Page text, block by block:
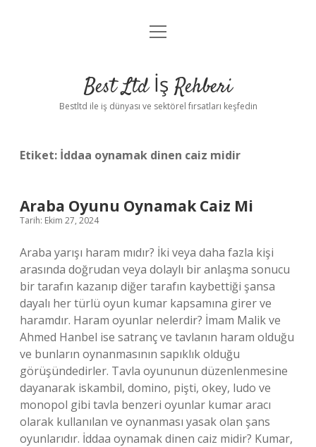
Anasayfa
Yasal Uyarı
menüyü
Best Ltd İş Rehberi
Bestltd ile iş dünyası ve sektörel fırsatları keşfedin
Etiket: İddaa oynamak dinen caiz midir
Araba Oyunu Oynamak Caiz Mi
Tarih: Ekim 27, 2024
Araba yarışı haram mıdır? İki veya daha fazla kişi
arasında doğrudan veya dolaylı bir anlaşma sonucu
bir tarafın kazanıp diğer tarafın kaybettiği şansa
dayalı her türlü oyun kumar kapsamına girer ve
haramdır. Haram oyunlar nelerdir? İmam Malik ve
Ahmed Hanbel ise satranç ve tavlanın haram olduğu
ve bunların oynanmasının sapıklık olduğu
görüşündedirler. Tavla oyununun düzenlenmesine
dayanarak iskambil, domino, pişti, okey, ludo ve
monopol gibi tavla benzeri oyunlar kumar aracı
olarak kullanılan ve oynanması yasak olan şans
oyunlarıdır. İddaa oynamak dinen caiz midir? Kumar,